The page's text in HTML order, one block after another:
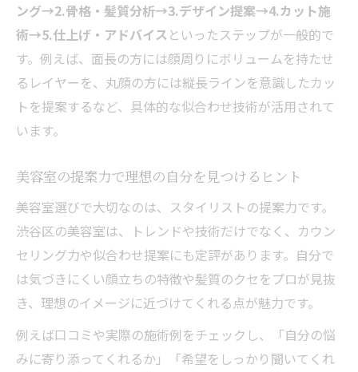
ング→2.骨格・髪質分析→3.デザイン提案→4.カット施
術→5.仕上げ・アドバイスといったステップが一般的で
す。例えば、面長の方には顔周りにボリュームを持たせ
るレイヤーを、丸顔の方には縦長ラインを意識したカッ
トを提案するなど、具体的な似合わせ技術が活用されて
います。
美容室の提案力で理想の自分を見つけるヒント
美容室選びで大切なのは、スタイリストの提案力です。
渋谷区の美容室は、トレンドや技術だけでなく、カウン
セリング力や似合わせ提案にも定評があります。自分で
は気づきにくい顔立ちの特徴や髪質のクセをプロが見抜
き、理想のイメージに近づけてくれる点が魅力です。
例えば口コミや実際の施術例をチェックし、「自分の悩
みに寄り添ってくれるか」「希望をしっかり聞いてくれ